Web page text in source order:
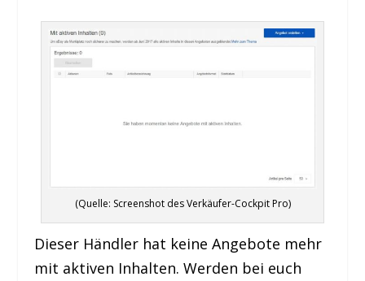
(Quelle: Screenshot des Verkäufer-Cockpit Pro)
Dieser Händler hat keine Angebote mehr
mit aktiven Inhalten. Werden bei euch